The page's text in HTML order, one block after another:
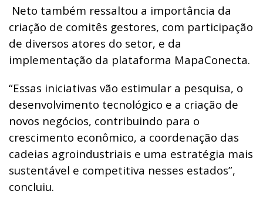
Neto também ressaltou a importância da
criação de comitês gestores, com participação
de diversos atores do setor, e da
implementação da plataforma MapaConecta.
“Essas iniciativas vão estimular a pesquisa, o
desenvolvimento tecnológico e a criação de
novos negócios, contribuindo para o
crescimento econômico, a coordenação das
cadeias agroindustriais e uma estratégia mais
sustentável e competitiva nesses estados”,
concluiu.